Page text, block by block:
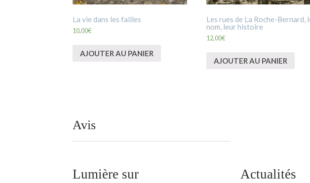
La vie dans les failles
10,00€
AJOUTER AU PANIER
Les rues de La Roche-Bernard,
nom, leur histoire
12,00€
AJOUTER AU PANIER
Avis
Lumière sur Actualités